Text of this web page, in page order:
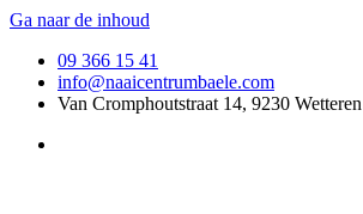
Ga naar de inhoud
09 366 15 41
info@naaicentrumbaele.com
Van Cromphoutstraat 14, 9230 Wetteren